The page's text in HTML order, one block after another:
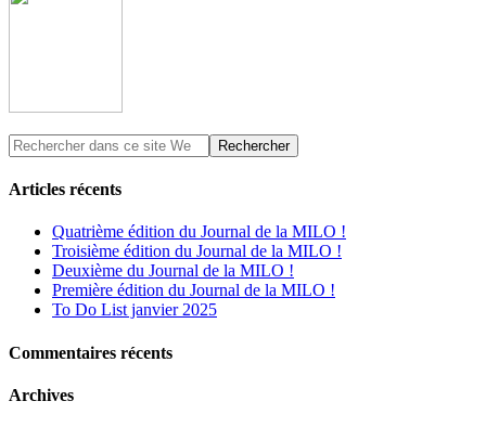
Articles récents
Quatrième édition du Journal de la MILO !
Troisième édition du Journal de la MILO !
Deuxième du Journal de la MILO !
Première édition du Journal de la MILO !
To Do List janvier 2025
Commentaires récents
Archives